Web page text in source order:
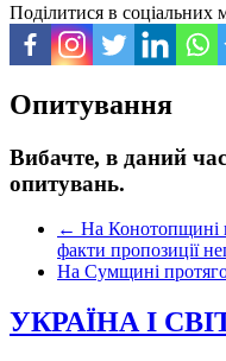
Поділитися в соціальних
Опитування
Вибачте, в даний
опитувань.
← На Конотопщині
факти пропозиції
На Сумщині
УКРАЇНА І